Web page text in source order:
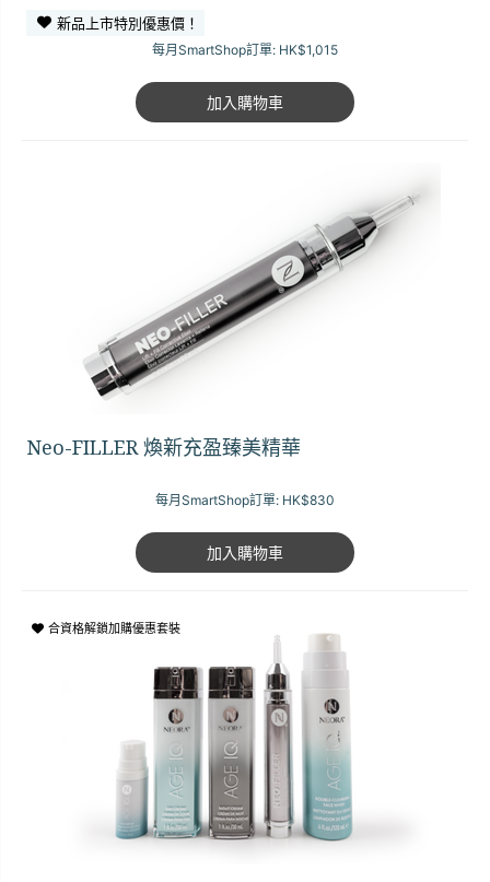
新品上市特別優惠價！
每月SmartShop訂單: HK$1,015
加入購物車
Neo-FILLER 煥新充盈臻美精華
每月SmartShop訂單: HK$830
加入購物車
合資格解鎖加購優惠套裝